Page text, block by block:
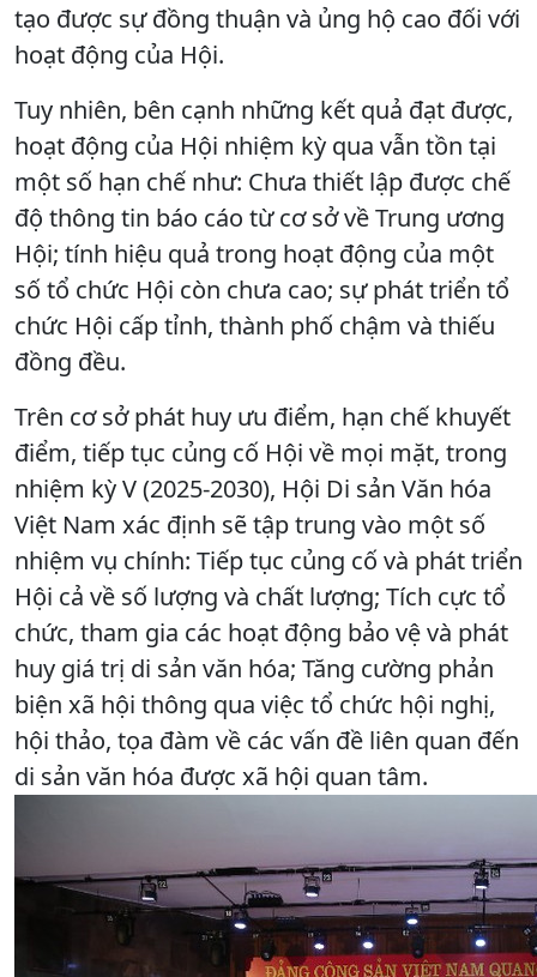
tạo được sự đồng thuận và ủng hộ cao đối với
hoạt động của Hội.
Tuy nhiên, bên cạnh những kết quả đạt được,
hoạt động của Hội nhiệm kỳ qua vẫn tồn tại
một số hạn chế như: Chưa thiết lập được chế
độ thông tin báo cáo từ cơ sở về Trung ương
Hội; tính hiệu quả trong hoạt động của một
số tổ chức Hội còn chưa cao; sự phát triển tổ
chức Hội cấp tỉnh, thành phố chậm và thiếu
đồng đều.
Trên cơ sở phát huy ưu điểm, hạn chế khuyết
điểm, tiếp tục củng cố Hội về mọi mặt, trong
nhiệm kỳ V (2025-2030), Hội Di sản Văn hóa
Việt Nam xác định sẽ tập trung vào một số
nhiệm vụ chính: Tiếp tục củng cố và phát triển
Hội cả về số lượng và chất lượng; Tích cực tổ
chức, tham gia các hoạt động bảo vệ và phát
huy giá trị di sản văn hóa; Tăng cường phản
biện xã hội thông qua việc tổ chức hội nghị,
hội thảo, tọa đàm về các vấn đề liên quan đến
di sản văn hóa được xã hội quan tâm.